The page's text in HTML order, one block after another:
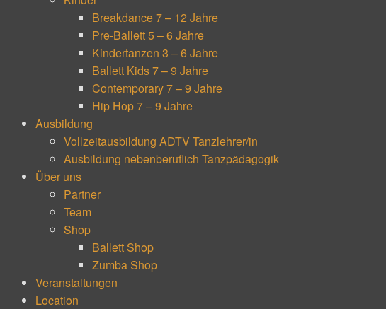
Breakdance 7 – 12 Jahre
Pre-Ballett 5 – 6 Jahre
Kindertanzen 3 – 6 Jahre
Ballett Kids 7 – 9 Jahre
Contemporary 7 – 9 Jahre
Hip Hop 7 – 9 Jahre
Ausbildung
Vollzeitausbildung ADTV Tanzlehrer/in
Ausbildung nebenberuflich Tanzpädagogik
Über uns
Partner
Team
Shop
Ballett Shop
Zumba Shop
Veranstaltungen
Location